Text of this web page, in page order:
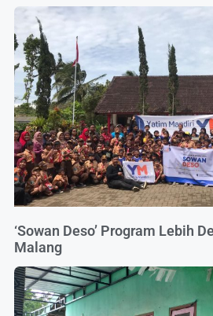
‘Sowan Deso’ Program Lebih
Malang